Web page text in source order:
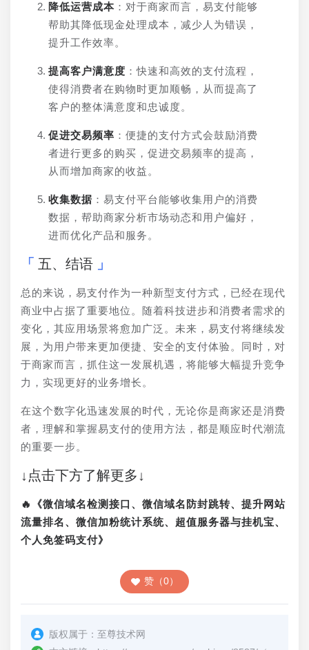
降低运营成本 ：对于商家而言，易支付能够
帮助其降低现金处理成本，减少人为错误，
提升工作效率。
提高客户满意度 ：快速和高效的支付流程，
使得消费者在购物时更加顺畅，从而提高了
客户的整体满意度和忠诚度。
促进交易频率 ：便捷的支付方式会鼓励消费
者进行更多的购买，促进交易频率的提高，
从而增加商家的收益。
收集数据 ：易支付平台能够收集用户的消费
数据，帮助商家分析市场动态和用户偏好，
进而优化产品和服务。
五、结语
总的来说，易支付作为一种新型支付方式，已经在现代
商业中占据了重要地位。随着科技进步和消费者需求的
变化，其应用场景将愈加广泛。未来，易支付将继续发
展，为用户带来更加便捷、安全的支付体验。同时，对
于商家而言，抓住这一发展机遇，将能够大幅提升竞争
力，实现更好的业务增长。
在这个数字化迅速发展的时代，无论你是商家还是消费
者，理解和掌握易支付的使用方法，都是顺应时代潮流
的重要一步。
↓点击下方了解更多↓
🔥《微信域名检测接口、微信域名防封跳转、提升网站
流量排名、微信加粉统计系统、超值服务器与挂机宝、
个人免签码支付》
赞（0）
版权属于： 至尊技术网